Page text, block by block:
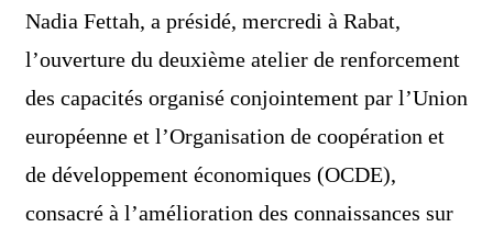
Nadia Fettah, a présidé, mercredi à Rabat,
l’ouverture du deuxième atelier de renforcement
des capacités organisé conjointement par l’Union
européenne et l’Organisation de coopération et
de développement économiques (OCDE),
consacré à l’amélioration des connaissances sur